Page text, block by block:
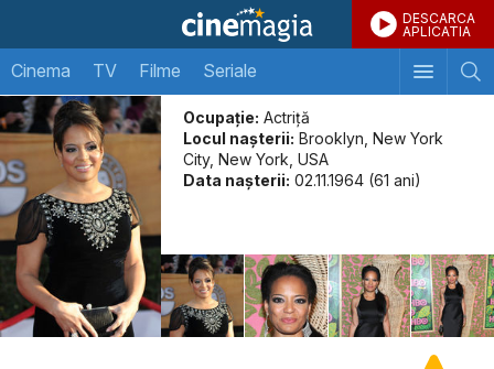
DESCARCA
APLICATIA
Cinema TV Filme Seriale
Ocupație: Actriță
Locul naşterii: Brooklyn, New York
City, New York, USA
Data naşterii: 02.11.1964 (61 ani)